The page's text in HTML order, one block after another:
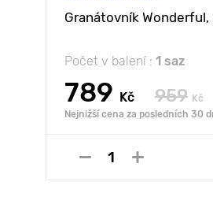
Granátovník Wonderful,
Počet v balení : 1 saz
789 Kč 959 Kč
Nejnižší cena za posledních 30